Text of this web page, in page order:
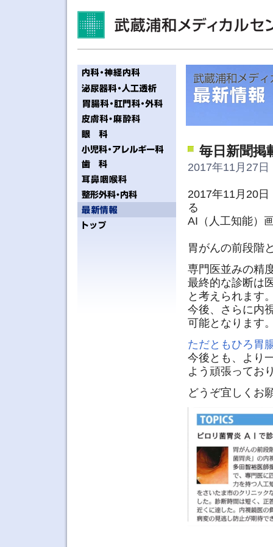
毎日新聞掲
2017年11月27日
2017年11月20
る
AI（人工知能）
胃がんの前段階
専門医並みの精
最終的な診断は
と考えられます
今後、さらに内
可能となります
ただともひろ胃
今後とも、より
よう頑張ってお
どうぞ宜しくお